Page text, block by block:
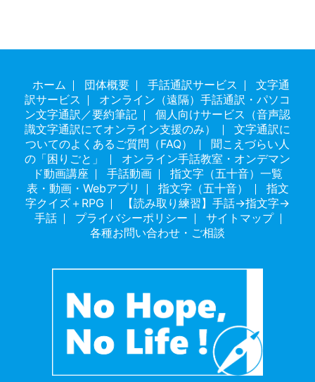
ホーム 団体概要 手話通訳サービス
文字通
訳サービス
オンライン（遠隔）手話通訳・パソコ
ン文字通訳／要約筆記
個人向けサービス（音声認
識文字通訳にてオンライン支援のみ）
文字通訳に
ついてのよくあるご質問（FAQ）
聞こえづらい人
の「困りごと」
オンライン手話教室・オンデマン
ド動画講座
手話動画
指文字（五十音）一覧
表・動画・Webアプリ
指文字（五十音）
指文
字クイズ＋RPG
【読み取り練習】手話→指文字→
手話
プライバシーポリシー
サイトマップ
各種お問い合わせ・ご相談